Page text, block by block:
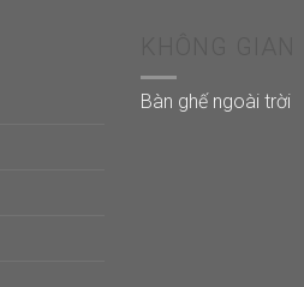
Bàn ghế ngoài trời